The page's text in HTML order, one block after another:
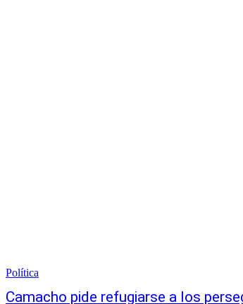
Política
Camacho pide refugiarse a los